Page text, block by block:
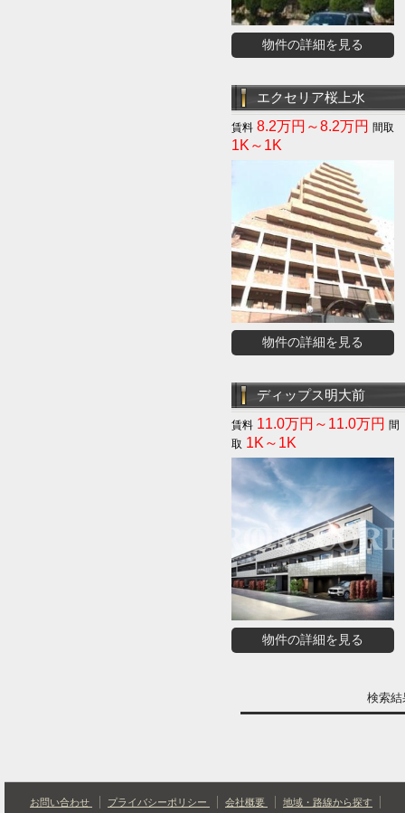
物件の詳細を見る
エクセリア桜上水
8.2万円～8.2万円
1K～1K
物件の詳細を見る
ディップス明大前
11.0万円～11.0万円
1K～1K
物件の詳細を見る
検索
お問い合わせ プライバシーポリシー 会社概要 地域・路線から探す